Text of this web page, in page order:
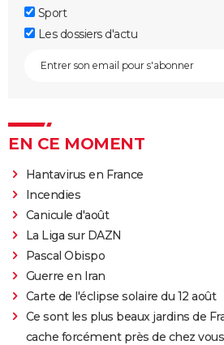
Sport
Les dossiers d'actu
EN CE MOMENT
Hantavirus en France
Incendies
Canicule d'août
La Liga sur DAZN
Pascal Obispo
Guerre en Iran
Carte de l'éclipse solaire du 12 août
Ce sont les plus beaux jardins de
cache forcément près de chez vous